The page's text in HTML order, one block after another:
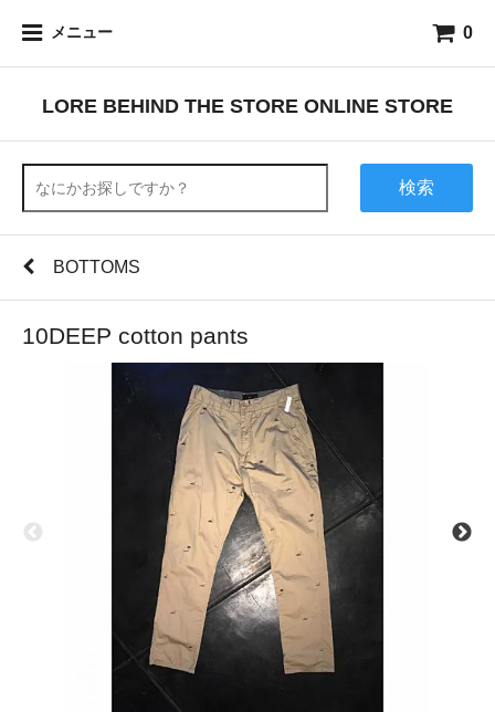
メニュー 0
LORE BEHIND THE STORE ONLINE STORE
検索
BOTTOMS
10DEEP cotton pants